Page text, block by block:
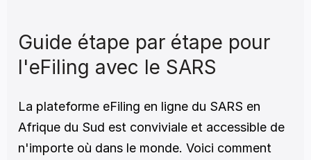
Guide étape par étape pour
l'eFiling avec le SARS
La plateforme eFiling en ligne du SARS en
Afrique du Sud est conviviale et accessible de
n'importe où dans le monde. Voici comment